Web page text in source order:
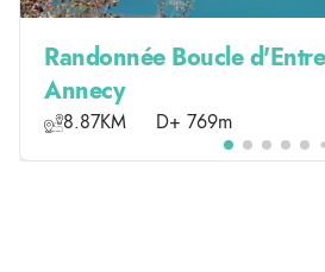
Randonnée Boucle
Annecy
8.87KM D+ 769m